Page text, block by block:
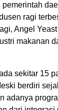
ragi
Angel
makanan
sekitar 15
berdiri
adanya